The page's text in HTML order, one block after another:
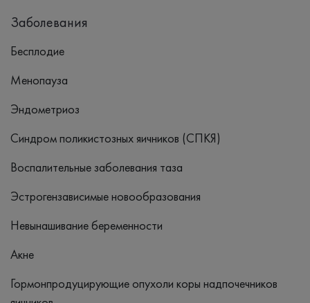
Заболевания
Бесплодие
Менопауза
Эндометриоз
Синдром поликистозных яичников (СПКЯ)
Воспалительные заболевания таза
Эстрогензависимые новообразования
Невынашивание беременности
Акне
Гормонпродуцирующие опухоли коры надпочечников